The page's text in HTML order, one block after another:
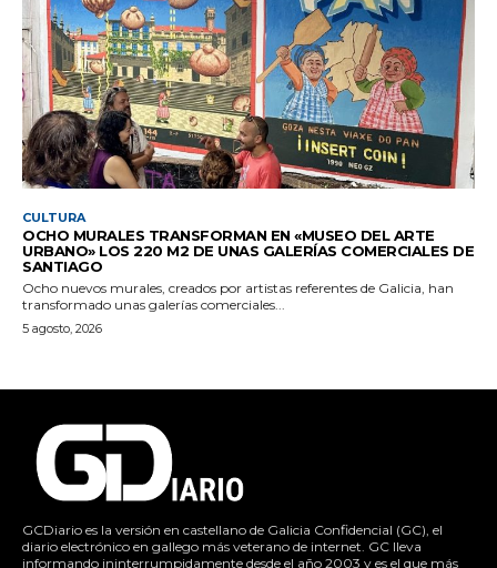
CULTURA
OCHO MURALES TRANSFORMAN EN «MUSEO DEL ARTE
URBANO» LOS 220 M2 DE UNAS GALERÍAS COMERCIALES DE
SANTIAGO
Ocho nuevos murales, creados por artistas referentes de Galicia, han
transformado unas galerías comerciales...
5 agosto, 2026
GCDiario es la versión en castellano de Galicia Confidencial (GC), el
diario electrónico en gallego más veterano de internet. GC lleva
informando ininterrumpidamente desde el año 2003 y es el que más